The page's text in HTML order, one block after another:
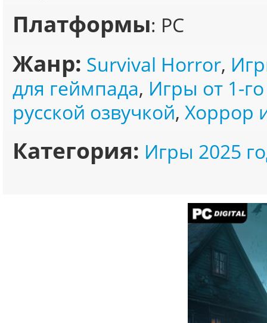
Платформы: PC
Жанр: Survival Horror,
для геймпада, Игры от 1-
русской озвучкой, Хоррор
Категория: Игры 2025